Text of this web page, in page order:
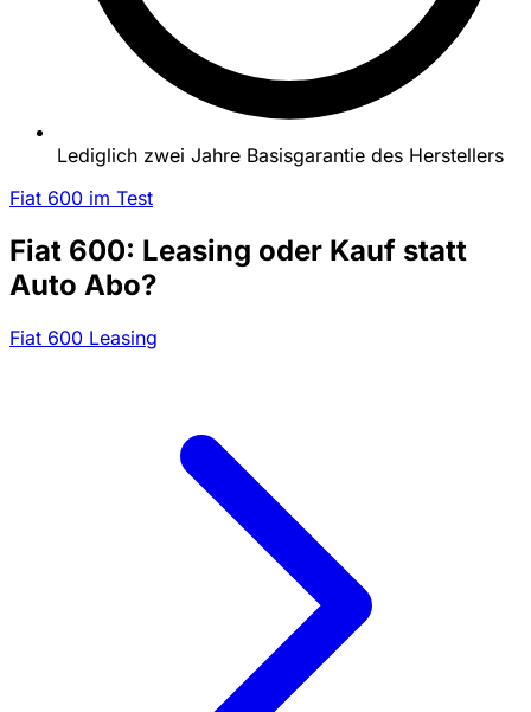
Lediglich zwei Jahre Basisgarantie des Herstellers
Fiat 600 im Test
Fiat 600: Leasing oder Kauf statt
Auto Abo?
Fiat 600 Leasing